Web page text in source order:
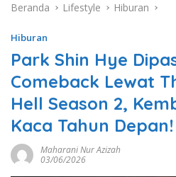
Beranda
Lifestyle Hiburan
Hiburan
Park Shin Hye
Comeback Lewat
Hell Season 2,
Kaca Tahun Depan!
Maharani Nur Azizah
03/06/2026